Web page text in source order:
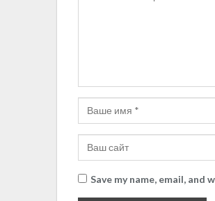
Save my name, email,